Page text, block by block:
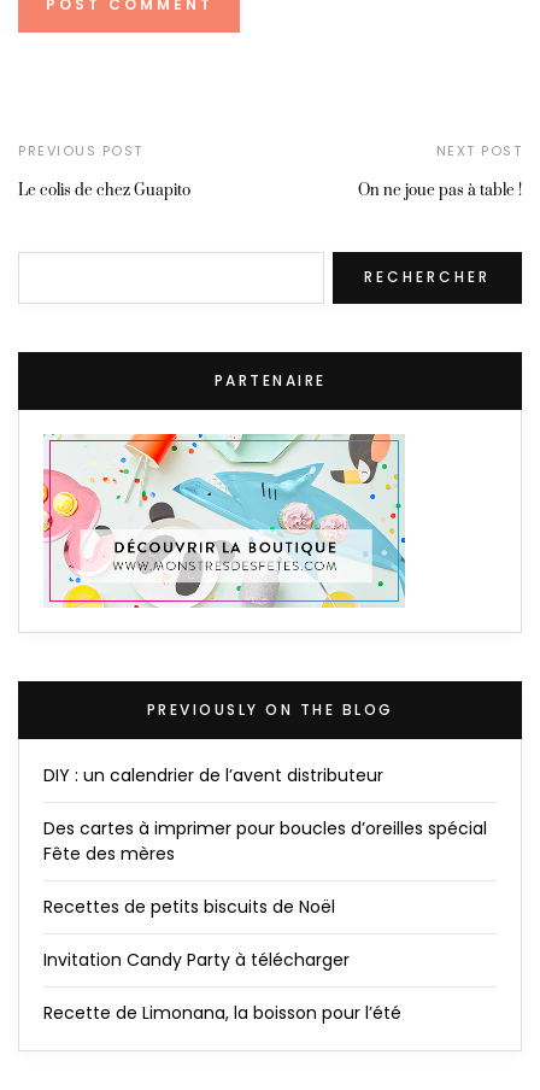
PREVIOUS POST
Le colis de chez Guapito
NEXT POST
On ne joue pas à table !
RECHERCHER
PARTENAIRE
PREVIOUSLY ON THE BLOG
DIY : un calendrier de l’avent distributeur
Des cartes à imprimer pour boucles d’oreilles spécial
Fête des mères
Recettes de petits biscuits de Noël
Invitation Candy Party à télécharger
Recette de Limonana, la boisson pour l’été